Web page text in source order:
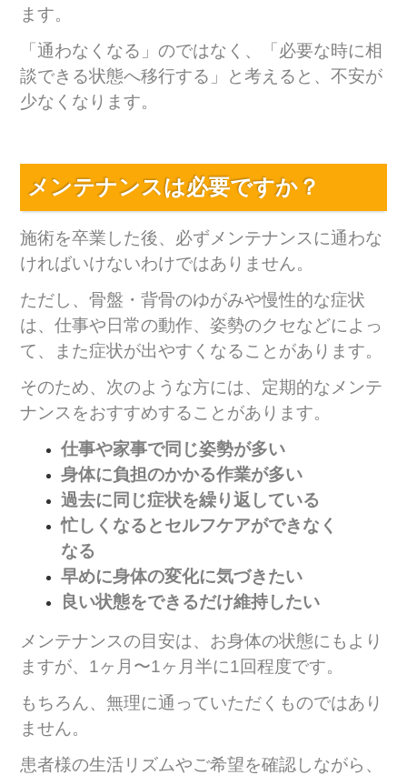
ます。
「通わなくなる」のではなく、「必要な時に相
談できる状態へ移行する」と考えると、不安が
少なくなります。
メンテナンスは必要ですか？
施術を卒業した後、必ずメンテナンスに通わな
ければいけないわけではありません。
ただし、骨盤・背骨のゆがみや慢性的な症状
は、仕事や日常の動作、姿勢のクセなどによっ
て、また症状が出やすくなることがあります。
そのため、次のような方には、定期的なメンテ
ナンスをおすすめすることがあります。
仕事や家事で同じ姿勢が多い
身体に負担のかかる作業が多い
過去に同じ症状を繰り返している
忙しくなるとセルフケアができなく
なる
早めに身体の変化に気づきたい
良い状態をできるだけ維持したい
メンテナンスの目安は、お身体の状態にもより
ますが、1ヶ月〜1ヶ月半に1回程度です。
もちろん、無理に通っていただくものではあり
ません。
患者様の生活リズムやご希望を確認しながら、